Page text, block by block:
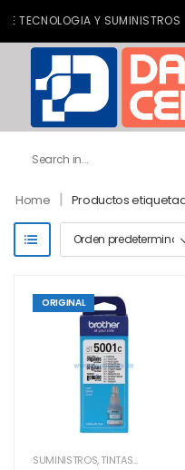
Y SUMINISTROS
Home | Productos
ORIGINAL
SUMINISTROS,TINTAS BROTHER